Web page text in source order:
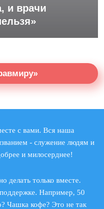
и врачи
с вами. Вся наша
- служение людям и
и милосерднее!
делать только вместе.
Например, 50
Чашка кофе? Это не так